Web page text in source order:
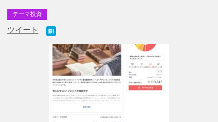
テーマ投資
ツイート